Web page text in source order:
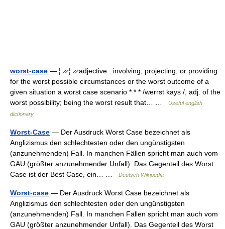
worst-case — ¦ ̷ ̷ ¦ ̷ ̷ adjective : involving, projecting, or providing
for the worst possible circumstances or the worst outcome of a
given situation a worst case scenario * * * /werrst kays /, adj. of the
worst possibility; being the worst result that… …
Useful english
dictionary
Worst-Case — Der Ausdruck Worst Case bezeichnet als
Anglizismus den schlechtesten oder den ungünstigsten
(anzunehmenden) Fall. In manchen Fällen spricht man auch vom
GAU (größter anzunehmender Unfall). Das Gegenteil des Worst
Case ist der Best Case, ein… …
Deutsch Wikipedia
Worst-case — Der Ausdruck Worst Case bezeichnet als
Anglizismus den schlechtesten oder den ungünstigsten
(anzunehmenden) Fall. In manchen Fällen spricht man auch vom
GAU (größter anzunehmender Unfall). Das Gegenteil des Worst